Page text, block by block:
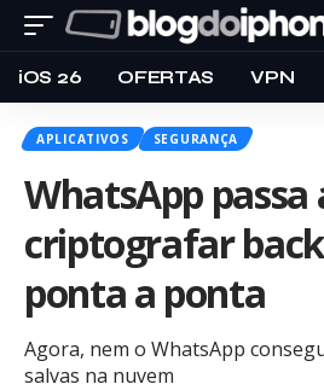
iOS 26 OFERTAS VPN
APLICATIVOS SEGURANÇA
WhatsApp passa
criptografar
ponta a ponta
Agora, nem o WhatsApp
salvas na nuvem